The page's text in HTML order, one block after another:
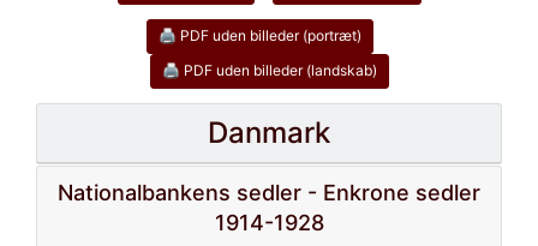
🖨 PDF uden billeder (portræt)
🖨 PDF uden billeder (landskab)
Danmark
Nationalbankens sedler - Enkrone sedler
1914-1928